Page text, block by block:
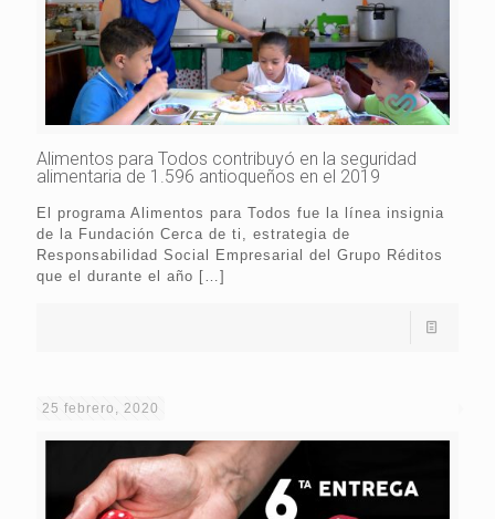
Alimentos para Todos contribuyó en la seguridad
alimentaria de 1.596 antioqueños en el 2019
El programa Alimentos para Todos fue la línea insignia
de la Fundación Cerca de ti, estrategia de
Responsabilidad Social Empresarial del Grupo Réditos
que el durante el año […]
25 febrero, 2020